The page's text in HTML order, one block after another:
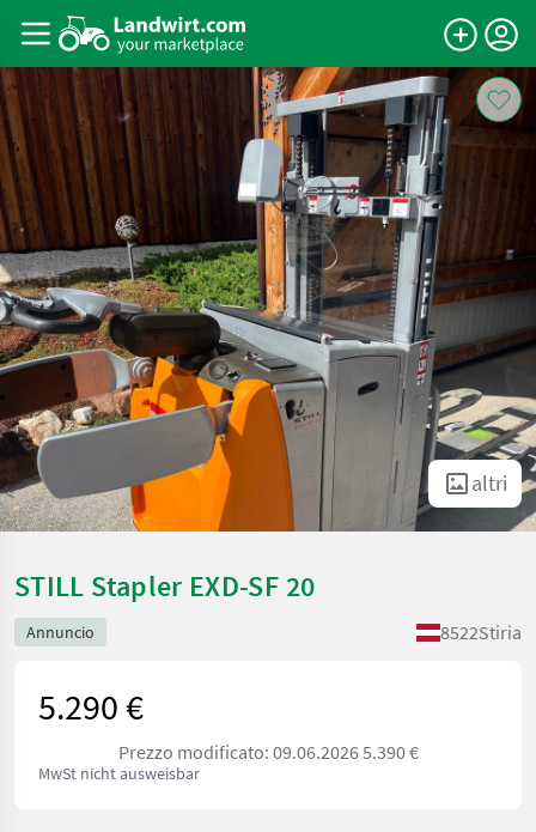
altri
STILL Stapler EXD-SF 20
Annuncio 8522Stiria
5.290 €
Prezzo modificato: 09.06.2026 5.390 €
MwSt nicht ausweisbar